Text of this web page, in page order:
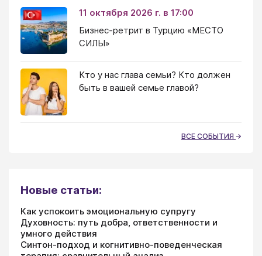
11 октября 2026 г. в 17:00
Бизнес-ретрит в Турцию «МЕСТО
СИЛЫ»
Кто у нас глава семьи? Кто должен
быть в вашей семье главой?
ВСЕ СОБЫТИЯ
Новые статьи:
Как успокоить эмоциональную супругу
Духовность: путь добра, ответственности и
умного действия
Синтон-подход и когнитивно-поведенческая